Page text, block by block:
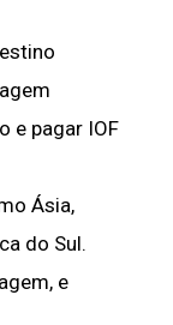
e pagar IOF
Ásia,
do Sul.
e